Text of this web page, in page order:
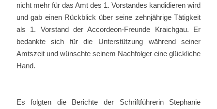
nicht mehr für das Amt des 1. Vorstandes kandidieren wird
und gab einen Rückblick über seine zehnjährige Tätigkeit
als 1. Vorstand der Accordeon-Freunde Kraichgau. Er
bedankte sich für die Unterstützung während seiner
Amtszeit und wünschte seinem Nachfolger eine glückliche
Hand.
Es folgten die Berichte der Schriftführerin Stephanie